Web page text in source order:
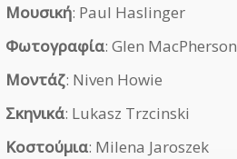
Μουσική: Paul Haslinger
Φωτογραφία: Glen MacPherson
Μοντάζ: Niven Howie
Σκηνικά: Lukasz Trzcinski
Κοστούμια: Milena Jaroszek